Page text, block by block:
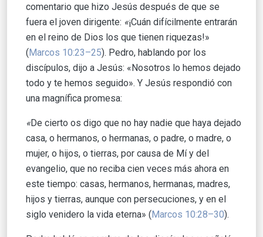
comentario que hizo Jesús después de que se
fuera el joven dirigente: «¡Cuán difícilmente entrarán
en el reino de Dios los que tienen riquezas!»
(Marcos 10:23–25). Pedro, hablando por los
discípulos, dijo a Jesús: «Nosotros lo hemos dejado
todo y te hemos seguido». Y Jesús respondió con
una magnífica promesa:
«De cierto os digo que no hay nadie que haya dejado
casa, o hermanos, o hermanas, o padre, o madre, o
mujer, o hijos, o tierras, por causa de Mí y del
evangelio, que no reciba cien veces más ahora en
este tiempo: casas, hermanos, hermanas, madres,
hijos y tierras, aunque con persecuciones, y en el
siglo venidero la vida eterna» (Marcos 10:28–30).